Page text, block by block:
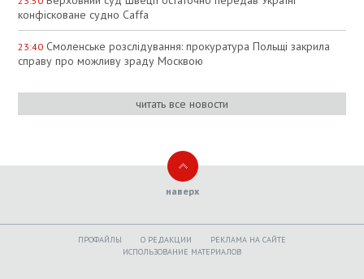
конфісковане судно Caffa
23:40 Смоленське розслідування: прокуратура Польщі закрила
справу про можливу зраду Москвою
читать все новости
наверх
ПРОФАЙЛЫ O РЕДАКЦИИ
РЕКЛАМА НА САЙТЕ
ИСПОЛЬЗОВАНИЕ МАТЕРИАЛОВ